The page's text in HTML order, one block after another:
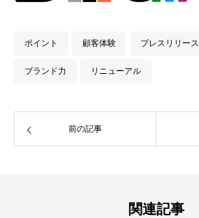
ポイント 顧客体験 プレスリリース
ブランド力 リニューアル
前の記事
関連記事